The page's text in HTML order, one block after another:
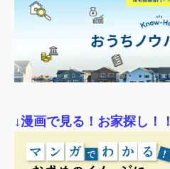
↓漫画で見る！お家探し！！